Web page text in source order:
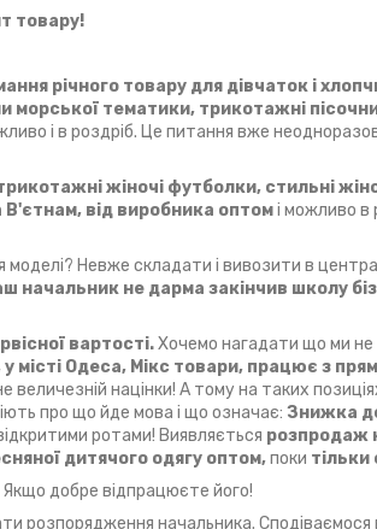
товару!
річного товару для дівчаток і
морської тематики, трикотажні
і в роздріб. Це питання вже
жіночі футболки, стильні
В'єтнам, від виробника оптомі можливо в
Невже складати і вивозити в
начальник не дарма закінчив школу
вартості.Хочемо нагадати що ми не
місті Одеса, Мікс товари, працює з
величезній націнки! А тому на таких
про що йде мова і що означає: Знижка
ротами! Виявляється розпродаж
дитячого одягу оптом,поки
Якщо добре відпрацюєте його!
розпорядження начальника. Сподіваємося